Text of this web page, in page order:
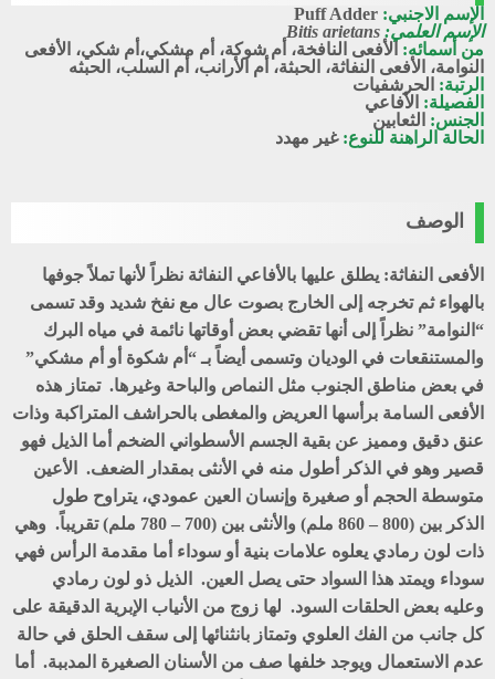
الإسم الاجنبي: Puff Adder
الإسم العلمي: Bitis arietans
من أسمائه: الأفعى النافخة، أم شوكة، أم مشكي،أم شكي، الأفعى
النوامة، الأفعى النفاثة، الحبثة، أم الأرانب، أم السلب، الحبثه
الرتبة: الحرشفيات
الفصيلة: الأفاعي
الجنس: الثعابين
الحالة الراهنة للنوع:غير مهدد
الوصف
الأفعى النفاثة: يطلق عليها بالأفاعي النفاثة نظراً لأنها تملاً جوفها
بالهواء ثم تخرجه إلى الخارج بصوت عال مع نفخ شديد وقد تسمى
“النوامة” نظراً إلى أنها تقضي بعض أوقاتها نائمة في مياه البرك
والمستنقعات في الوديان وتسمى أيضاً بـ “أم شكوة أو أم مشكي”
في بعض مناطق الجنوب مثل النماص والباحة وغيرها. تمتاز هذه
الأفعى السامة برأسها العريض والمغطى بالحراشف المتراكبة وذات
عنق دقيق ومميز عن بقية الجسم الأسطواني الضخم أما الذيل فهو
قصير وهو في الذكر أطول منه في الأنثى بمقدار الضعف. الأعين
متوسطة الحجم أو صغيرة وإنسان العين عمودي، يتراوح طول
الذكر بين (800 – 860 ملم) والأنثى بين (700 – 780 ملم) تقريباً. وهي
ذات لون رمادي يعلوه علامات بنية أو سوداء أما مقدمة الرأس فهي
سوداء ويمتد هذا السواد حتى يصل العين. الذيل ذو لون رمادي
وعليه بعض الحلقات السود. لها زوج من الأنياب الإبرية الدقيقة على
كل جانب من الفك العلوي وتمتاز بانثنائها إلى سقف الحلق في حالة
عدم الاستعمال ويوجد خلفها صف من الأسنان الصغيرة المدببة. أما